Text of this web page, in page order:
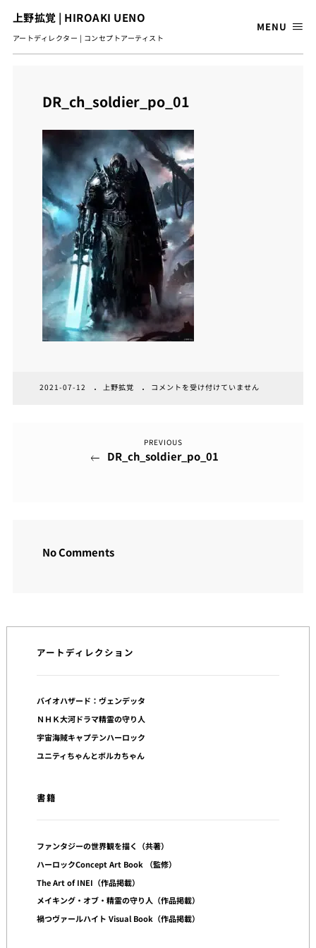
上野拡覚 | HIROAKI UENO
アートディレクター | コンセプトアーティスト
MENU
DR_ch_soldier_po_01
2021-07-12 上野拡覚
DR_CH_SOLDIER_PO_01
コメントを受け付けていません
ゲ
ョ
ン
Previous
Post
PREVIOUS
DR_ch_soldier_po_01
No Comments
アートディレクション
バイオハザード：ヴェンデッタ
ＮＨＫ大河ドラマ精霊の守り人
宇宙海賊キャプテンハーロック
ユニティちゃんとボルカちゃん
書籍
ファンタジーの世界観を描く（共著）
ハーロックConcept Art Book （監修）
The Art of INEI（作品掲載）
メイキング・オブ・精霊の守り人（作品掲載）
禍つヴァールハイト Visual Book（作品掲載）